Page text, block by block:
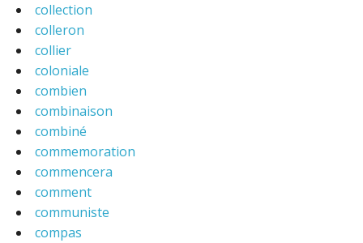
collection
colleron
collier
coloniale
combien
combinaison
combiné
commemoration
commencera
comment
communiste
compas